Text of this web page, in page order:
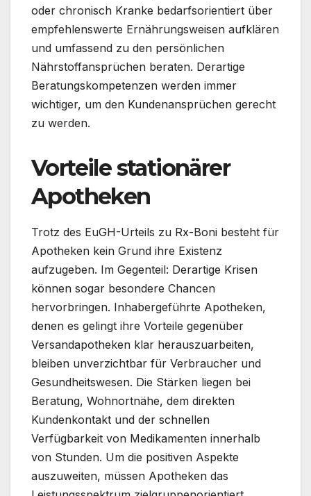
oder chronisch Kranke bedarfsorientiert über
empfehlenswerte Ernährungsweisen aufklären
und umfassend zu den persönlichen
Nährstoffansprüchen beraten. Derartige
Beratungskompetenzen werden immer
wichtiger, um den Kundenansprüchen gerecht
zu werden.
Vorteile stationärer
Apotheken
Trotz des EuGH-Urteils zu Rx-Boni besteht für
Apotheken kein Grund ihre Existenz
aufzugeben. Im Gegenteil: Derartige Krisen
können sogar besondere Chancen
hervorbringen. Inhabergeführte Apotheken,
denen es gelingt ihre Vorteile gegenüber
Versandapotheken klar herauszuarbeiten,
bleiben unverzichtbar für Verbraucher und
Gesundheitswesen. Die Stärken liegen bei
Beratung, Wohnortnähe, dem direkten
Kundenkontakt und der schnellen
Verfügbarkeit von Medikamenten innerhalb
von Stunden. Um die positiven Aspekte
auszuweiten, müssen Apotheken das